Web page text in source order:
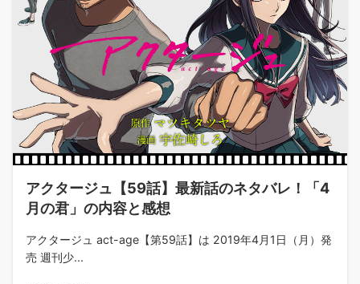
アクタージュ【59話】最新話のネタバレ！「4
月の君」の内容と感想
アクタージュ act-age【第59話】は 2019年4月1日（月）発
売 週刊少...